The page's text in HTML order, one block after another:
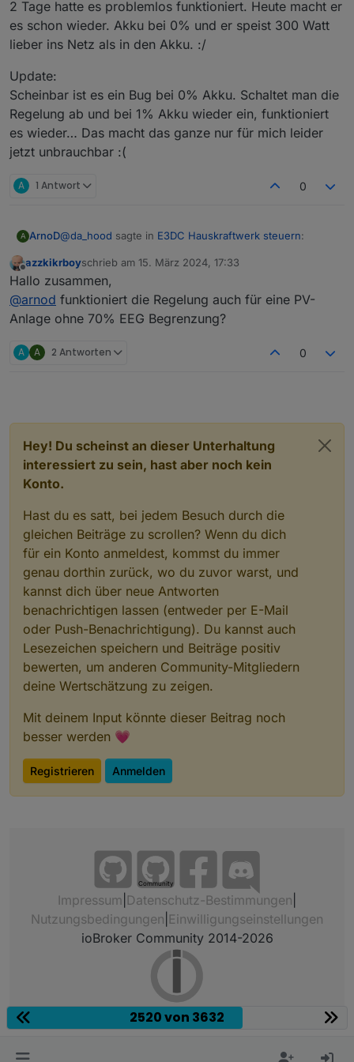
2 Tage hatte es problemlos funktioniert. Heute macht er
es schon wieder. Akku bei 0% und er speist 300 Watt
lieber ins Netz als in den Akku. :/
Update:
Scheinbar ist es ein Bug bei 0% Akku. Schaltet man die
Regelung ab und bei 1% Akku wieder ein, funktioniert
es wieder… Das macht das ganze nur für mich leider
jetzt unbrauchbar :(
A 1 Antwort 0
A ArnoD@da_hood sagte in E3DC Hauskraftwerk steuern:
Eigentlich sollte bis 70% Akkuladung E3DC selbst
übernehmen....
Das kommt auf deine Einstellungen, an die ich nicht
kenne. ;-)
Offline
azzkikrboyschrieb am 15. März 2024, 17:33
zuletzt editiert von
Hallo zusammen,
@arnod funktioniert die Regelung auch für eine PV-
Anlage ohne 70% EEG Begrenzung?
A A 2 Antworten 0
Hey! Du scheinst an dieser Unterhaltung
interessiert zu sein, hast aber noch kein
Konto.
Hast du es satt, bei jedem Besuch durch die
gleichen Beiträge zu scrollen? Wenn du dich
für ein Konto anmeldest, kommst du immer
genau dorthin zurück, wo du zuvor warst, und
kannst dich über neue Antworten
benachrichtigen lassen (entweder per E-Mail
oder Push-Benachrichtigung). Du kannst auch
Lesezeichen speichern und Beiträge positiv
bewerten, um anderen Community-Mitgliedern
deine Wertschätzung zu zeigen.
Mit deinem Input könnte dieser Beitrag noch
besser werden 💗
Registrieren Anmelden
Community
Impressum Datenschutz-Bestimmungen
Nutzungsbedingungen Einwilligungseinstellungen
ioBroker Community 2014-2026
2520 von 3632